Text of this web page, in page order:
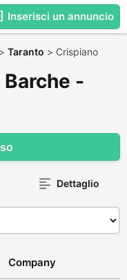
Inserisci un annuncio
> Taranto > Crispiano
-
Dettaglio
Company